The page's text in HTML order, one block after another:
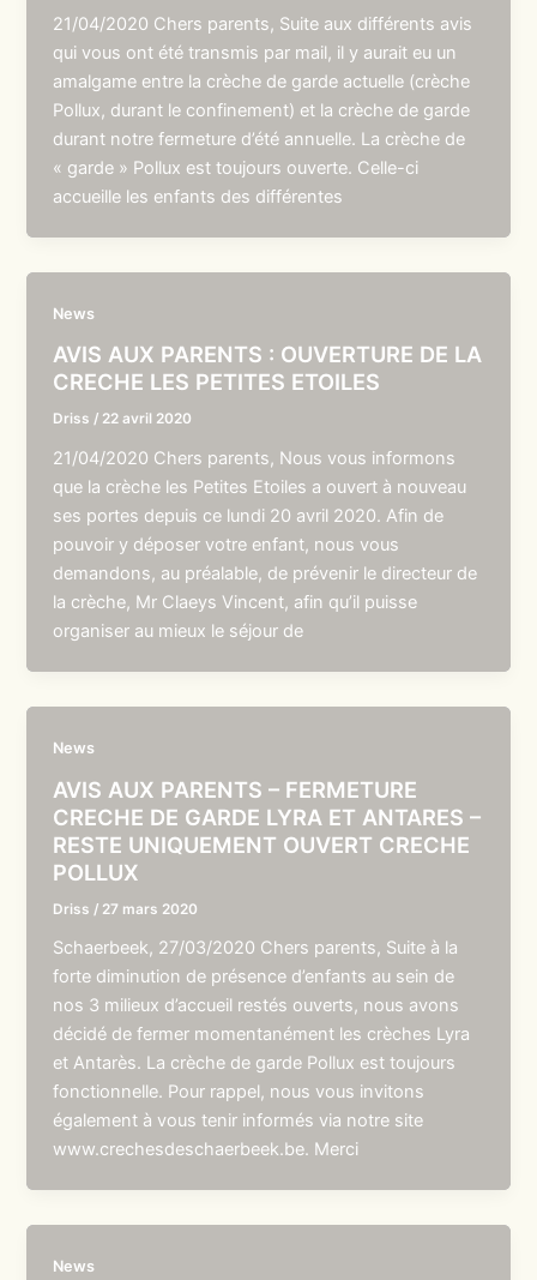
21/04/2020 Chers parents, Suite aux différents avis
qui vous ont été transmis par mail, il y aurait eu un
amalgame entre la crèche de garde actuelle (crèche
Pollux, durant le confinement) et la crèche de garde
durant notre fermeture d’été annuelle. La crèche de
« garde » Pollux est toujours ouverte. Celle-ci
accueille les enfants des différentes
News
AVIS AUX PARENTS : OUVERTURE DE LA
CRECHE LES PETITES ETOILES
Driss / 22 avril 2020
21/04/2020 Chers parents, Nous vous informons
que la crèche les Petites Etoiles a ouvert à nouveau
ses portes depuis ce lundi 20 avril 2020. Afin de
pouvoir y déposer votre enfant, nous vous
demandons, au préalable, de prévenir le directeur de
la crèche, Mr Claeys Vincent, afin qu’il puisse
organiser au mieux le séjour de
News
AVIS AUX PARENTS – FERMETURE
CRECHE DE GARDE LYRA ET ANTARES –
RESTE UNIQUEMENT OUVERT CRECHE
POLLUX
Driss / 27 mars 2020
Schaerbeek, 27/03/2020 Chers parents, Suite à la
forte diminution de présence d’enfants au sein de
nos 3 milieux d’accueil restés ouverts, nous avons
décidé de fermer momentanément les crèches Lyra
et Antarès. La crèche de garde Pollux est toujours
fonctionnelle. Pour rappel, nous vous invitons
également à vous tenir informés via notre site
www.crechesdeschaerbeek.be. Merci
News